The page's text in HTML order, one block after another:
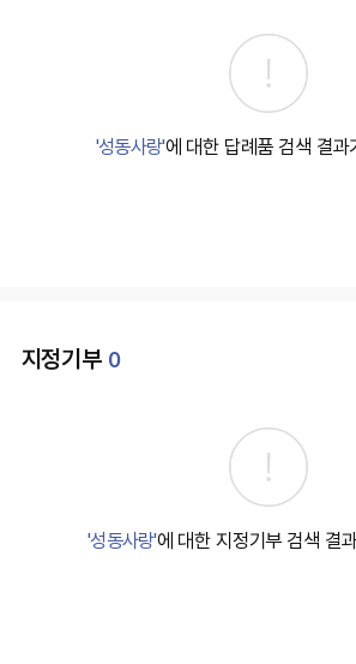
'성동사랑'에 대한 답례품 검색 결과
지정기부 0
'성동사랑'에 대한 지정기부 검색 결